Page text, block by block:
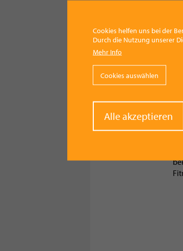
WIRTSCHAFT NEWS
im
Cookies helfen uns bei der
Durch die Nutzung unserer
Mehr Info
Cookies auswählen
Alle akzeptieren